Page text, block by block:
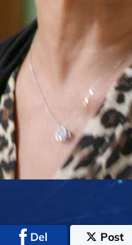
Video
Del Post